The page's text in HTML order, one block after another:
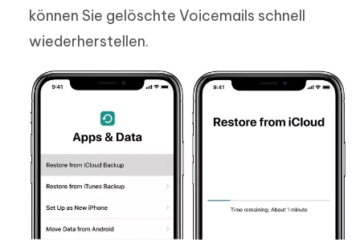
können Sie gelöschte Voicemails schnell
wiederherstellen.